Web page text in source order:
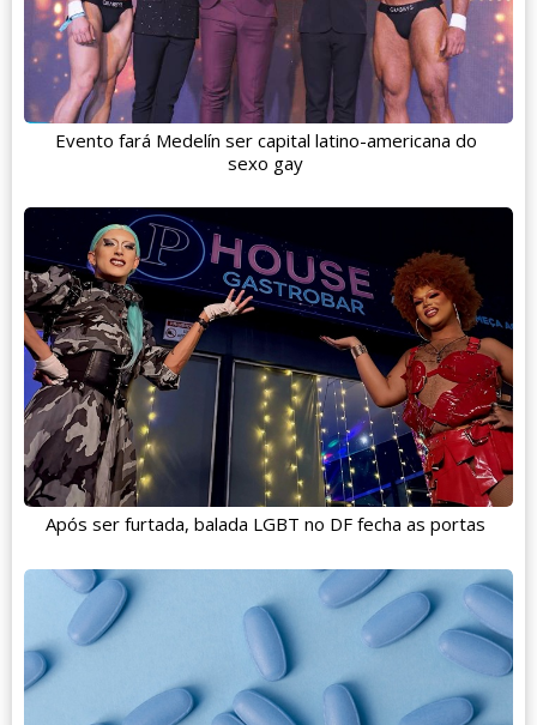
Evento fará Medelín ser capital latino-americana do
sexo gay
Após ser furtada, balada LGBT no DF fecha as portas